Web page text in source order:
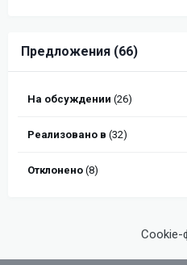
Предложения (66)
На обсуждении (26)
Реализовано в (32)
Отклонено (8)